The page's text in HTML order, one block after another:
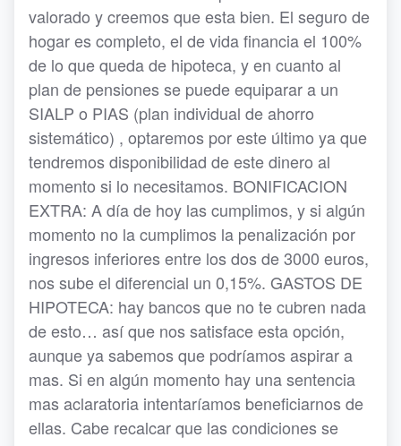
valorado y creemos que esta bien. El seguro de
hogar es completo, el de vida financia el 100%
de lo que queda de hipoteca, y en cuanto al
plan de pensiones se puede equiparar a un
SIALP o PIAS (plan individual de ahorro
sistemático) , optaremos por este último ya que
tendremos disponibilidad de este dinero al
momento si lo necesitamos. BONIFICACION
EXTRA: A día de hoy las cumplimos, y si algún
momento no la cumplimos la penalización por
ingresos inferiores entre los dos de 3000 euros,
nos sube el diferencial un 0,15%. GASTOS DE
HIPOTECA: hay bancos que no te cubren nada
de esto… así que nos satisface esta opción,
aunque ya sabemos que podríamos aspirar a
mas. Si en algún momento hay una sentencia
mas aclaratoria intentaríamos beneficiarnos de
ellas. Cabe recalcar que las condiciones se